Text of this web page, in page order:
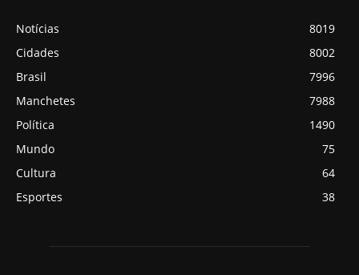
Notícias
8019
Cidades
8002
Brasil
7996
Manchetes
7988
Política
1490
Mundo
75
Cultura
64
Esportes
38